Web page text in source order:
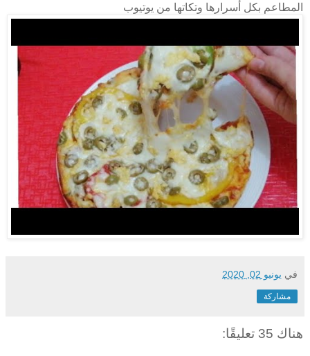
المطاعم بكل أسرارها وتكاتها من يوتيوب
في يونيو 02, 2020
مشاركة
هناك 35 تعليقًا: